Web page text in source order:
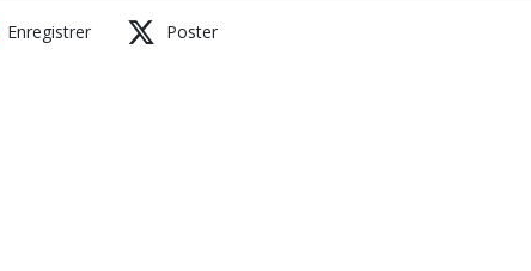
Enregistrer Poster